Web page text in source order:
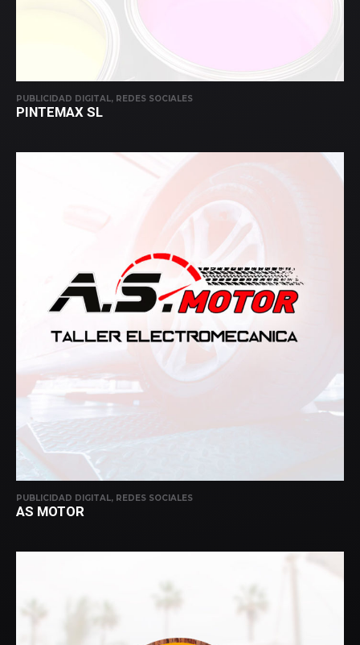
PUBLICIDAD DIGITAL, REDES SOCIALES
PINTEMAX SL
PUBLICIDAD DIGITAL, REDES SOCIALES
AS MOTOR